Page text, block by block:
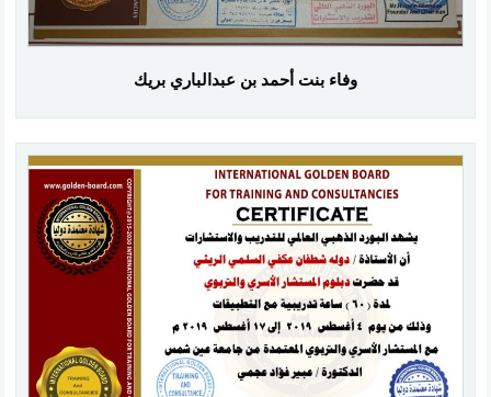
وفاء بنت أحمد بن عبدالباري بريك